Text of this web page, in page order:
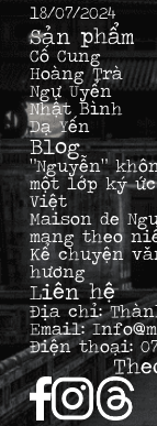
18/07/2024
Sản phẩm
Cố Cung
Hoàng Trà
Ngự Uyển
Nhật Bình
Dạ Yến
Blog
“Nguyễn”
một lớp ký
Việt
Maison de
mang theo
Kể chuyện
hương
Liên hệ
Địa chỉ:
Email:
Điện thoại: